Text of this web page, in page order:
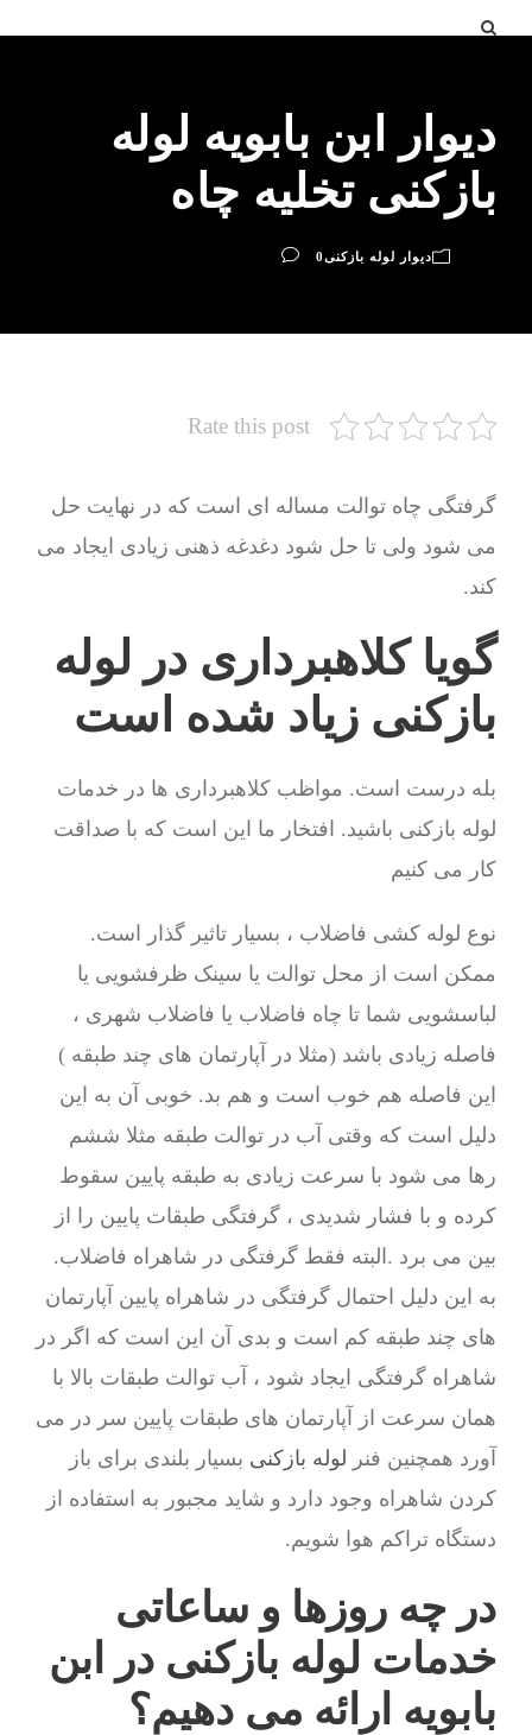
دیوار ابن بابویه لوله
بازکنی تخلیه چاه
دیوار لوله بازکنی0
Rate this post
گرفتگی چاه توالت مساله ای است که در نهایت حل
می شود ولی تا حل شود دغدغه ذهنی زیادی ایجاد می
کند.
گویا کلاهبرداری در لوله
بازکنی زیاد شده است
بله درست است. مواظب کلاهبرداری ها در خدمات
لوله بازکنی باشید. افتخار ما این است که با صداقت
کار می کنیم
نوع لوله کشی فاضلاب ، بسیار تاثیر گذار است.
ممکن است از محل توالت یا سینک ظرفشویی یا
لباسشویی شما تا چاه فاضلاب یا فاضلاب شهری ،
فاصله زیادی باشد (مثلا در آپارتمان های چند طبقه )
این فاصله هم خوب است و هم بد. خوبی آن به این
دلیل است که وقتی آب در توالت طبقه مثلا ششم
رها می شود با سرعت زیادی به طبقه پایین سقوط
کرده و با فشار شدیدی ، گرفتگی طبقات پایین را از
بین می برد .البته فقط گرفتگی در شاهراه فاضلاب.
به این دلیل احتمال گرفتگی در شاهراه پایین آپارتمان
های چند طبقه کم است و بدی آن این است که اگر در
شاهراه گرفتگی ایجاد شود ، آب توالت طبقات بالا با
همان سرعت از آپارتمان های طبقات پایین سر در می
آورد همچنین فنر لوله بازکنی بسیار بلندی برای باز
کردن شاهراه وجود دارد و شاید مجبور به استفاده از
دستگاه تراکم هوا شویم.
در چه روزها و ساعاتی
خدمات لوله بازکنی در ابن
بابویه ارائه می دهیم؟